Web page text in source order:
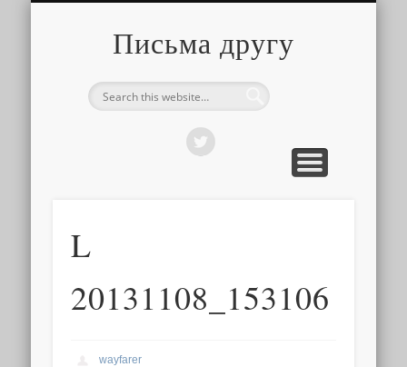
Письма другу
L
20131108_153106
wayfarer